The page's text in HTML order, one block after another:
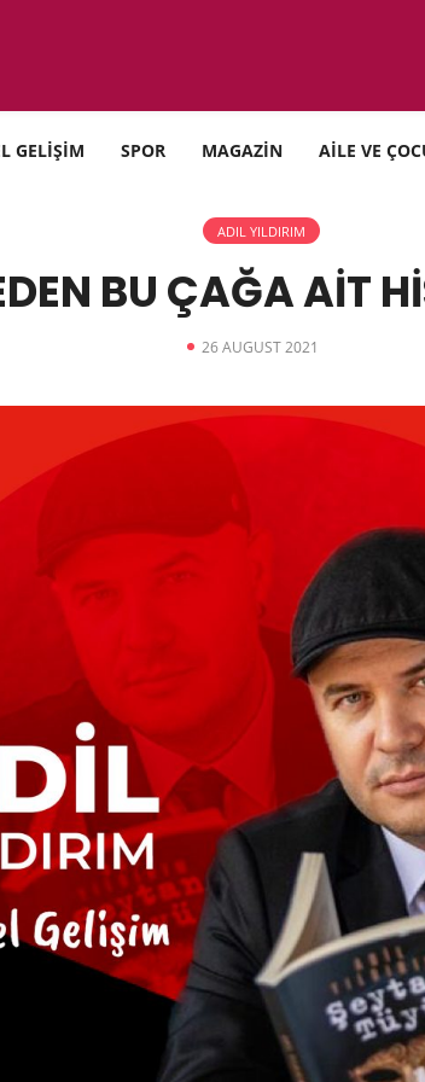
GELİŞİM SPOR MAGAZİN AİLE VE
ADIL YILDIRIM
BU ÇAĞA AİT
26 AUGUST 2021